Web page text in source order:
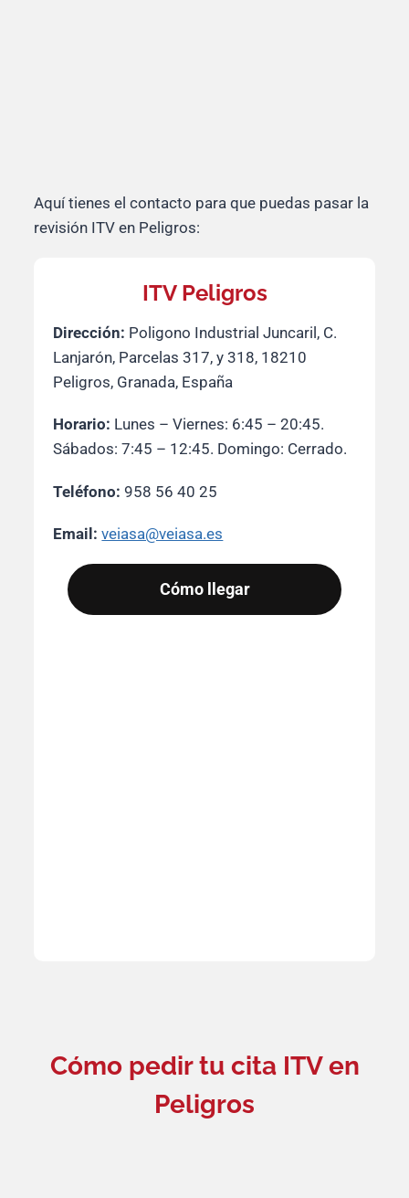
Aquí tienes el contacto para que puedas pasar la
revisión ITV en Peligros:
ITV Peligros
Dirección: Poligono Industrial Juncaril, C.
Lanjarón, Parcelas 317, y 318, 18210
Peligros, Granada, España
Horario: Lunes – Viernes: 6:45 – 20:45.
Sábados: 7:45 – 12:45. Domingo: Cerrado.
Teléfono: 958 56 40 25
Email: veiasa@veiasa.es
Cómo llegar
Cómo pedir tu cita ITV en
Peligros